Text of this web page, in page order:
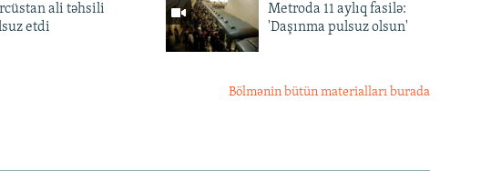
ali təhsili
etdi
Metroda 11 aylıq fasilə:
'Daşınma pulsuz olsun'
Bölmənin bütün materialları burada